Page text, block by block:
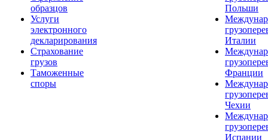
образцов
Услуги
электронного
декларирования
Страхование
грузов
Таможенные
споры
Польши
Италии
Франции
Чехии
Испании